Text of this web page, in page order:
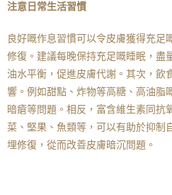
注意日常生活習慣
良好嘅作息習慣可以令皮膚獲得充足
修復。建議每晚保持充足嘅睡眠，盡
油水平衡，促進皮膚代謝。其次，飲
響。例如甜點、炸物等高糖、高油脂
暗瘡等問題。相反，富含維生素同抗
菜、堅果、魚類等，可以有助於抑制
埋修復，從而改善皮膚暗沉問題。